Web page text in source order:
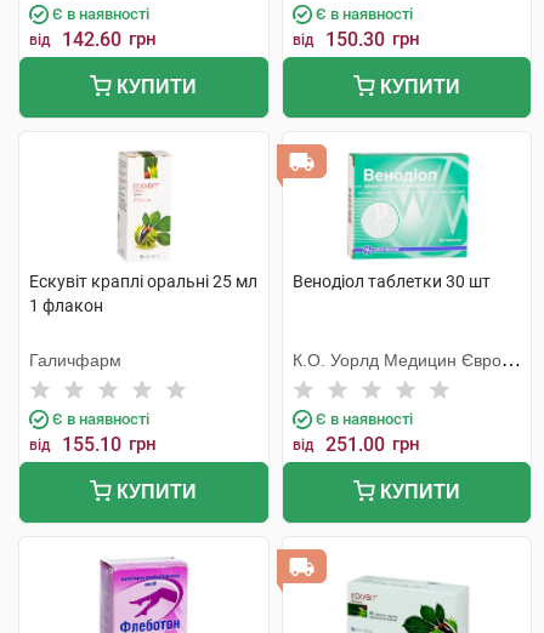
Є в наявності
від 142.60 грн
КУПИТИ
Є в наявності
від 150.30 грн
КУПИТИ
Ескувіт краплі оральні 25 мл
1 флакон
Галичфарм
Є в наявності
від 155.10 грн
КУПИТИ
Венодіол таблетки 30 шт
К.О. Уорлд Медицин Європа
С.Р.Л.
Є в наявності
від 251.00 грн
КУПИТИ